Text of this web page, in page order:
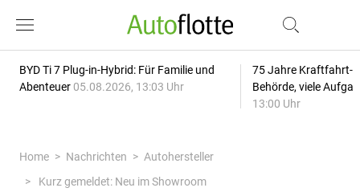
BYD Ti 7 Plug-in-Hybrid: Für Familie und
Abenteuer 05.08.2026, 13:03 Uhr
75 Jahre Kraftfahrt-
Behörde, viele
13:00 Uhr
Home Nachrichten
Autohersteller
Kurz gemeldet: Neu im Showroom